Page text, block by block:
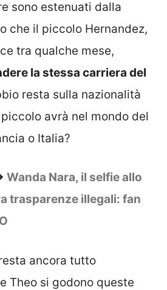
sono estenuati dalla
che il piccolo Hernandez,
tra qualche mese,
la stessa carriera del
resta sulla nazionalità
avrà nel mondo del
o Italia?
Wanda Nara, il selfie allo
trasparenze illegali: fan
ancora tutto
Theo si godono queste